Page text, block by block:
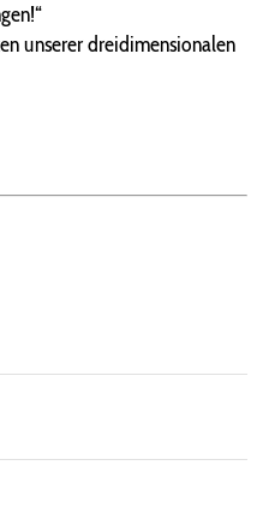
unserer dreidimensionalen